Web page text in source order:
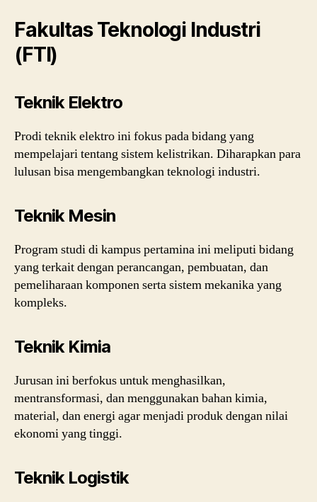
Fakultas Teknologi Industri
(FTI)
Teknik Elektro
Prodi teknik elektro ini fokus pada bidang yang
mempelajari tentang sistem kelistrikan. Diharapkan para
lulusan bisa mengembangkan teknologi industri.
Teknik Mesin
Program studi di kampus pertamina ini meliputi bidang
yang terkait dengan perancangan, pembuatan, dan
pemeliharaan komponen serta sistem mekanika yang
kompleks.
Teknik Kimia
Jurusan ini berfokus untuk menghasilkan,
mentransformasi, dan menggunakan bahan kimia,
material, dan energi agar menjadi produk dengan nilai
ekonomi yang tinggi.
Teknik Logistik